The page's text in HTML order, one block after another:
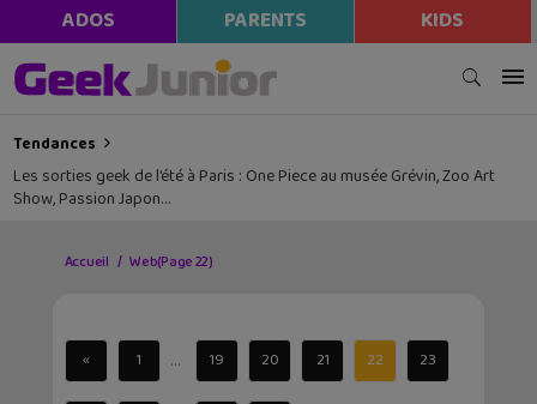
ADOS PARENTS KIDS
Tendances
Les sorties geek de l’été à Paris : One Piece au musée Grévin, Zoo Art
Show, Passion Japon…
Accueil Web(Page 22)
« 1 ... 19 20 21 22 23